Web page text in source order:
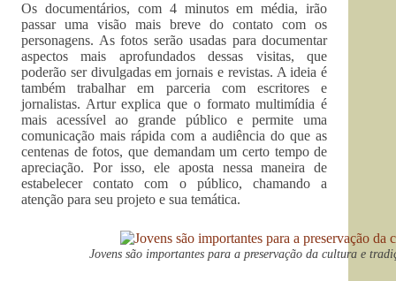
Os documentários, com 4 minutos em média, irão
passar uma visão mais breve do contato com os
personagens. As fotos serão usadas para documentar
aspectos mais aprofundados dessas visitas, que
poderão ser divulgadas em jornais e revistas. A ideia é
também trabalhar em parceria com escritores e
jornalistas. Artur explica que o formato multimídia é
mais acessível ao grande público e permite uma
comunicação mais rápida com a audiência do que as
centenas de fotos, que demandam um certo tempo de
apreciação. Por isso, ele aposta nessa maneira de
estabelecer contato com o público, chamando a
atenção para seu projeto e sua temática.
Jovens são importantes para a preservação da cultura e